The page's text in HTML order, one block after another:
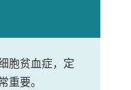
胞贫血症，定
重要。